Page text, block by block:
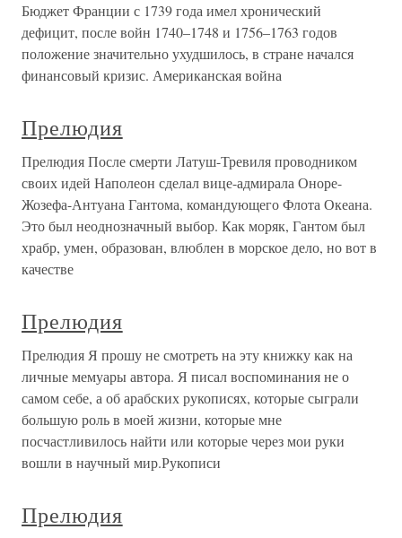
Бюджет Франции с 1739 года имел хронический
дефицит, после войн 1740–1748 и 1756–1763 годов
положение значительно ухудшилось, в стране начался
финансовый кризис. Американская война
Прелюдия
Прелюдия После смерти Латуш-Тревиля проводником
своих идей Наполеон сделал вице-адмирала Оноре-
Жозефа-Антуана Гантома, командующего Флота Океана.
Это был неоднозначный выбор. Как моряк, Гантом был
храбр, умен, образован, влюблен в морское дело, но вот в
качестве
Прелюдия
Прелюдия Я прошу не смотреть на эту книжку как на
личные мемуары автора. Я писал воспоминания не о
самом себе, а об арабских рукописях, которые сыграли
большую роль в моей жизни, которые мне
посчастливилось найти или которые через мои руки
вошли в научный мир.Рукописи
Прелюдия